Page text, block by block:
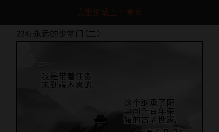
点击加载上一章节